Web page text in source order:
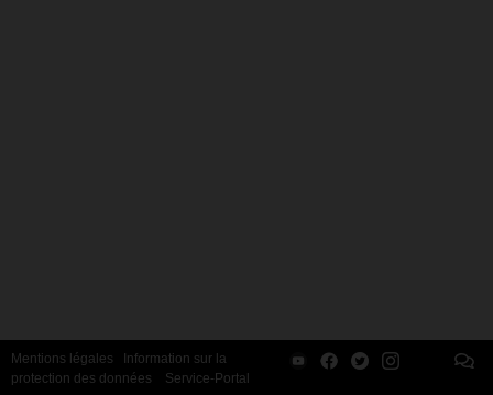
Mentions légales
Information sur la
protection des données
Service-Portal